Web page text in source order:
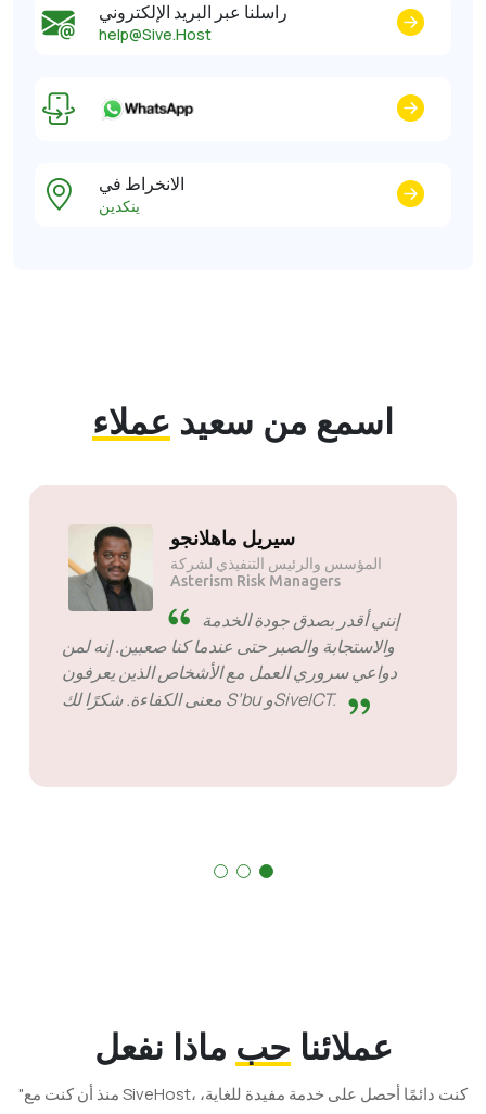
راسلنا عبر البريد الإلكتروني
help@Sive.Host
الانخراط في
ينكدين
اسمع من سعيد عملاء
سيريل ماهلانجو
المؤسس والرئيس التنفيذي لشركة
Asterism Risk Managers
والاستجابة والصبر حتى عندما كنا صعبين. إنه لمن
دواعي سروري العمل مع الأشخاص الذين يعرفون
معنى الكفاءة. شكرًا لك S’bu وSiveICT.
عملائنا حب ماذا نفعل
"منذ أن كنت مع SiveHost، كنت دائمًا أحصل على خدمة مفيدة للغاية،